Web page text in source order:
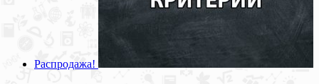
Распродажа!